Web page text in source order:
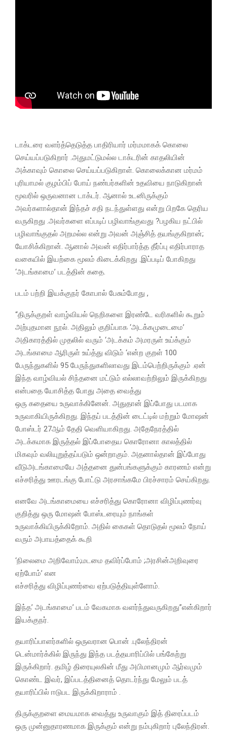
டாக்டரை வளர்த்தெடுத்த பாதிரியார் மர்மமாகக் கொலை
செய்யப்படுகிறார் .அதுமட்டுமல்ல டாக்டரின் காதலியின்
அக்காவும் கொலை செய்யப்படுகிறாள். கொலைக்கான மர்மம்
புரியாமல் குழம்பிப் போய் நண்பர்களின் உதவியை நாடுகிறான்
மூவரில் ஒருவனான டாக்டர். ஆனால் உடனிருக்கும்
அவர்களால்தான் இந்தச் சதி நடந்துள்ளது என்று பிறகே தெரிய
வருகிறது .அவர்களை எப்படிப் பழிவாங்குவது ?பழகிய நட்பில்
பழிவாங்குதல் அறமல்ல என்று அவன் அஞ்சித் தயங்குகிறான்;
யோசிக்கிறான். ஆனால் அவன் எதிர்பார்த்த தீர்ப்பு எதிர்பாராத
வகையில் இயற்கை மூலம் கிடைக்கிறது .இப்படிப் போகிறது
‘அடங்காமை’ படத்தின் கதை.
படம் பற்றி இயக்குநர் கோபால் பேசும்போது ,
“திருக்குறள் வாழ்வியல் நெறிகளை இரண்டே வரிகளில் கூறும்
அற்புதமான நூல். அதிலும் குறிப்பாக ‘அடக்கமுடைமை’
அதிகாரத்தில் முதலில் வரும் ‘அடக்கம் அமரருள் உய்க்கும்
அடங்காமை ஆரிருள் உய்த்து விடும் ‘என்ற குறள் 100
பேருந்துகளில் 95 பேருந்துகளிலாவது இடம்பெற்றிருக்கும் .ஏன்
இந்த வாழ்வியல் சிந்தனை மட்டும் எல்லாவற்றிலும் இருக்கிறது
என்பதை யோசித்த போது அதை வைத்து
ஒரு கதையை உருவாக்கினேன். அதுதான் இப்போது படமாக
உருவாகியிருக்கிறது. இந்தப் படத்தின் டைட்டில் மற்றும் மோஷன்
போஸ்டர் 27ஆம் தேதி வெளியாகிறது. அதேநேரத்தில்
அடக்கமாக இருத்தல் இப்போதைய கொரோனா காலத்தில்
மிகவும் வலியுறுத்தப்படும் ஒன்றாகும். அதனால்தான் இப்போது
வீடுஅடங்காமையே அத்தனை துன்பங்களுக்கும் காரணம் என்று
எச்சரித்து ஊரடங்கு போட்டு அரசாங்கமே பிரச்சாரம் செய்கிறது.
எனவே அடங்காமையை எச்சரித்து கொரோனா விழிப்புணர்வு
குறித்து ஒரு மோஷன் போஸ்டரையும் நாங்கள்
உருவாக்கியிருக்கிறோம். அதில் கைகள் தொடுதல் மூலம் நோய்
வரும் அபாயத்தைக் கூறி
‘நிலைமை அறிவோம்;மடமை தவிர்ப்போம் ;அரசின்அறிவுரை
ஏற்போம்’ என
எச்சரித்து விழிப்புணர்வை ஏற்படுத்தியுள்ளோம்.
இந்த’ அடங்காமை’ படம் வேகமாக வளர்ந்துவருகிறது”என்கிறார்
இயக்குநர்.
தயாரிப்பாளர்களில் ஒருவரான பொன் .புலேந்திரன்
டென்மார்க்கில் இருந்து இந்த படத்தயாரிப்பில் பங்கேற்று
இருக்கிறார். தமிழ் திரையுலகின் மீது அபிமானமும் ஆர்வமும்
கொண்ட இவர், இப்படத்தினைத் தொடர்ந்து மேலும் படத்
தயாரிப்பில் ஈடுபட இருக்கிறாராம் .
திருக்குறளை மையமாக வைத்து உருவாகும் இத் திரைப்படம்
ஒரு முன்னுதாரணமாக இருக்கும் என்று நம்புகிறார் புலேந்திரன்.